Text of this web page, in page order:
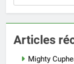
Articles
Mighty